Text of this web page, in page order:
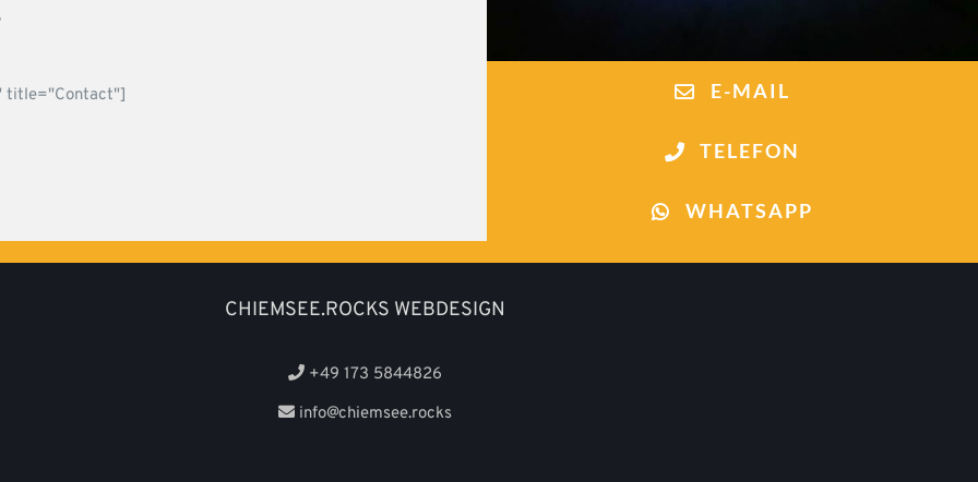
title="Contact"] E-MAIL
TELEFON
WHATSAPP
CHIEMSEE.ROCKS WEBDESIGN
+49 173 5844826
info@chiemsee.rocks